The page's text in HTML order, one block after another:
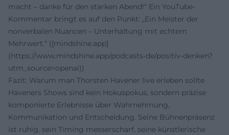
macht – danke für den starken Abend!“ Ein YouTube-
Kommentar bringt es auf den Punkt: „Ein Meister der
nonverbalen Nuancen – Unterhaltung mit echtem
Mehrwert.“ ([mindshine.app]
(https://www.mindshine.app/podcasts-de/positiv-denken?
utm_source=openai))
Fazit: Warum man Thorsten Havener live erleben sollte
Haveners Shows sind kein Hokuspokus, sondern präzise
komponierte Erlebnisse über Wahrnehmung,
Kommunikation und Entscheidung. Seine Bühnenpräsenz
ist ruhig, sein Timing messerscharf, seine künstlerische